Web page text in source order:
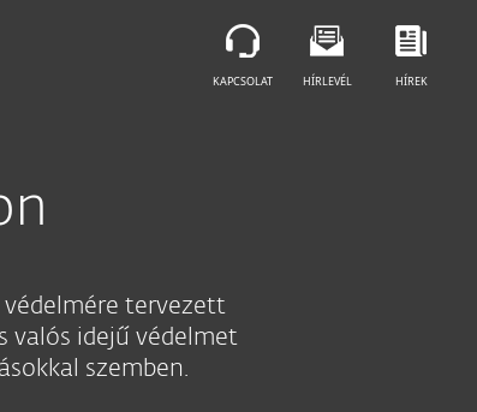
tervezett
valós idejű védelmet
szemben.
KAPCSOLAT HÍRLEVÉL HÍREK